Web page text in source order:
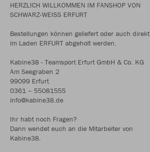
HERZLICH WILLKOMMEN IM FANSHOP VON
SCHWARZ-WEISS ERFURT
Bestellungen können geliefert oder auch direkt
im Laden ERFURT abgeholt werden.
Kabine38 - Teamsport Erfurt GmbH & Co. KG
Am Seegraben 2
99099 Erfurt
0361 – 55081555
info@kabine38.de
Ihr habt noch Fragen?
Dann wendet euch an die Mitarbeiter von
Kabine38.